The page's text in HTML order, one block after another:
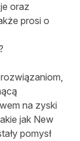
oraz
prosi o
na zyski
jak New
pomysł